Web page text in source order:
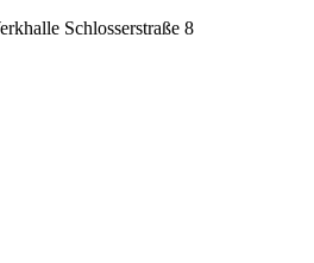
Schlosserstraße 8